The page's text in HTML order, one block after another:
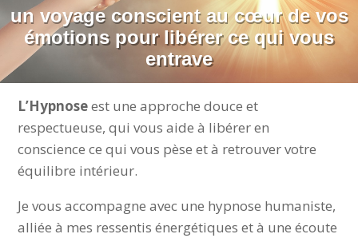
un voyage conscient au cœur de vos
émotions pour libérer ce qui vous
entrave
L’Hypnoseest une approche douce et
respectueuse, qui vous aide à libérer en
conscience ce qui vous pèse et à retrouver votre
équilibre intérieur.
Je vous accompagne avec une hypnose humaniste,
alliée à mes ressentis énergétiques et à une écoute